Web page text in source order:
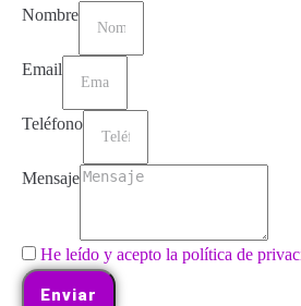
Nombre
Email
Teléfono
Mensaje
He leído y acepto la política de
Enviar